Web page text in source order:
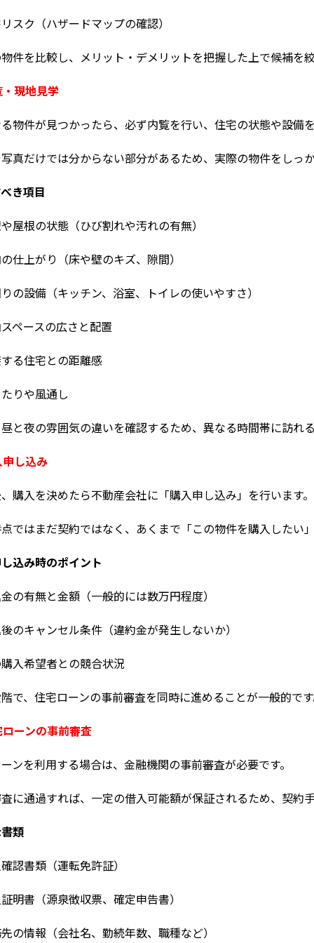
スク（ハザードマップの確認）
件を比較し、メリット・デメリットを把握した上で候補を
現地見学
物件が見つかったら、必ず内覧を行い、住宅の状態や設備
真だけでは分からない部分があるため、実際の物件をしっ
き項目
屋根の状態（ひび割れや汚れの有無）
仕上がり（床や壁のキズ、隙間）
の設備（キッチン、浴室、トイレの使いやすさ）
ペースの広さと配置
る住宅との距離感
りや風通し
と夜の雰囲気の違いを確認するため、異なる時間帯に訪れ
し込み
購入を決めたら不動産会社に「購入申し込み」を行います。
ではまだ契約ではなく、あくまで「この物件を購入したい
込み時のポイント
の有無と金額（一般的には数万円程度）
のキャンセル条件（違約金が発生しないか）
入希望者との競合状況
で、住宅ローンの事前審査を同時に進めることが一般的で
ーンの事前審査
ンを利用する場合は、金融機関の事前審査が必要です。
に通過すれば、一定の借入可能額が保証されるため、契約
類
認書類（運転免許証）
明書（源泉徴収票、確定申告書）
の情報（会社名、勤続年数、職種など）